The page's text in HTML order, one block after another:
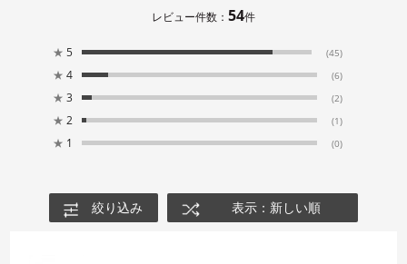
レビュー件数： 54件
★ 5 (45)
★ 4 (6)
★ 3 (2)
★ 2 (1)
★ 1 (0)
絞り込み 表示：新しい順